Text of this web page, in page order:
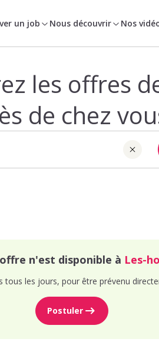
un job Nous découvrir Nos
les offres
de chez
n'est disponible à Les-
tous les jours, pour être prévenu
Postuler